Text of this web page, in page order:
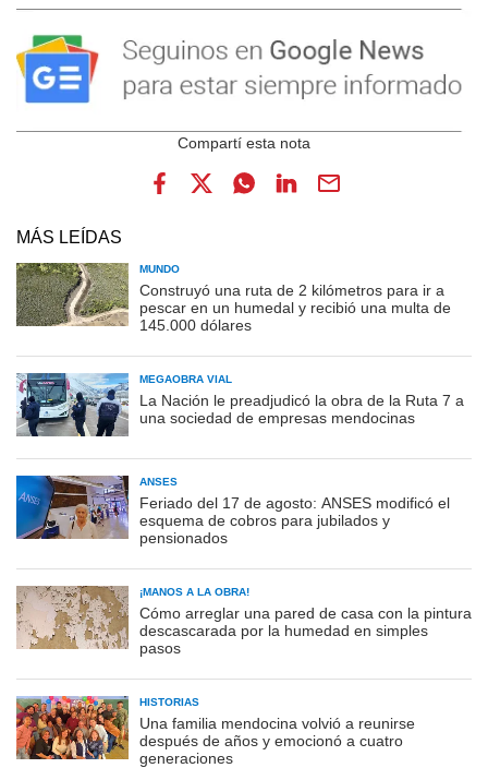
MÁS LEÍDAS
MUNDO
Construyó una ruta de 2 kilómetros para ir a
pescar en un humedal y recibió una multa de
145.000 dólares
MEGAOBRA VIAL
La Nación le preadjudicó la obra de la Ruta 7 a
una sociedad de empresas mendocinas
ANSES
Feriado del 17 de agosto: ANSES modificó el
esquema de cobros para jubilados y
pensionados
¡MANOS A LA OBRA!
Cómo arreglar una pared de casa con la pintura
descascarada por la humedad en simples
pasos
HISTORIAS
Una familia mendocina volvió a reunirse
después de años y emocionó a cuatro
generaciones